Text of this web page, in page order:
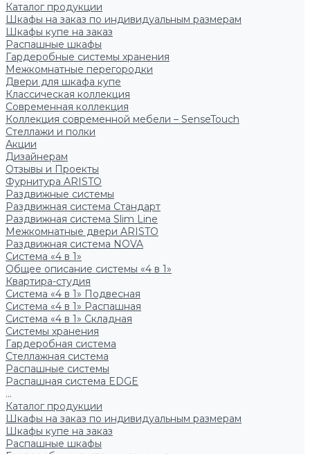
Каталог продукции
Шкафы на заказ по индивидуальным размерам
Шкафы купе на заказ
Распашные шкафы
Гардеробные системы хранения
Межкомнатные перегородки
Двери для шкафа купе
Классическая коллекция
Современная коллекция
Коллекция современной мебели – SenseTouch
Стеллажи и полки
Акции
Дизайнерам
Отзывы и Проекты
Фурнитура ARISTO
Раздвижные системы
Раздвижная система Стандарт
Раздвижная система Slim Line
Межкомнатные двери ARISTO
Раздвижная система NOVA
Система «4 в 1»
Общее описание системы «4 в 1»
Квартира-студия
Система «4 в 1» Подвесная
Система «4 в 1» Распашная
Система «4 в 1» Складная
Системы хранения
Гардеробная система
Стеллажная система
Распашные системы
Распашная система EDGE
...
Каталог продукции
Шкафы на заказ по индивидуальным размерам
Шкафы купе на заказ
Распашные шкафы